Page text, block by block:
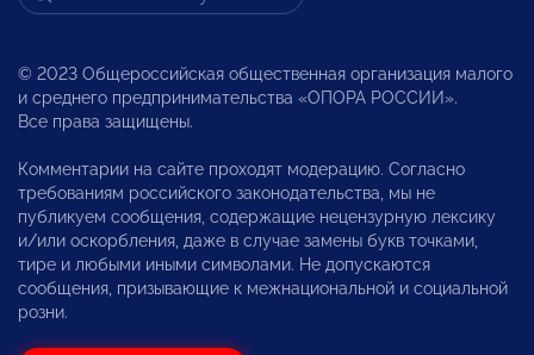
© 2023 Общероссийская общественная организация малого
и среднего предпринимательства «ОПОРА РОССИИ».
Все права защищены.
Комментарии на сайте проходят модерацию. Согласно
требованиям российского законодательства, мы не
публикуем сообщения, содержащие нецензурную лексику
и/или оскорбления, даже в случае замены букв точками,
тире и любыми иными символами. Не допускаются
сообщения, призывающие к межнациональной и социальной
розни.